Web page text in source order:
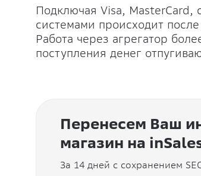
Подключая Visa, MasterCard,
системами происходит
Работа через агрегатор
поступления денег
Перенесем Ваш
магазин на
За 14 дней с сохранением